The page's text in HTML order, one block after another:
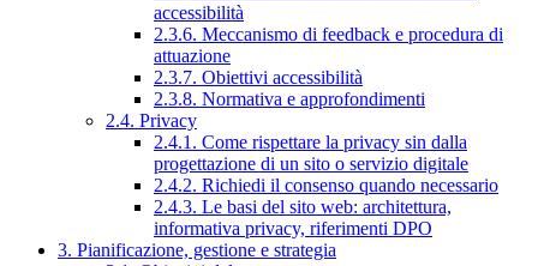
accessibilità
2.3.6. Meccanismo di feedback e procedura di
attuazione
2.3.7. Obiettivi accessibilità
2.3.8. Normativa e approfondimenti
2.4. Privacy
2.4.1. Come rispettare la privacy sin dalla
progettazione di un sito o servizio digitale
2.4.2. Richiedi il consenso quando necessario
2.4.3. Le basi del sito web: architettura,
informativa privacy, riferimenti DPO
3. Pianificazione, gestione e strategia